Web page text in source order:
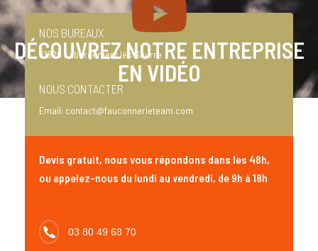
DÉCOUVREZ NOTRE ENTREPRISE
EN VIDÉO
NOS BUREAUX
21820 Labergement lès Seurre
NOUS CONTACTER
Email: contact@fauconnerieteam.com
Devis gratuit, nous vous répondons dans les 48h,
ou appelez-nous du lundi au vendredi, de 9h à 18h
03 80 49 68 70